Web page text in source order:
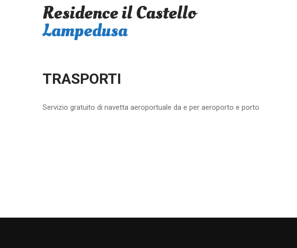
Residence il Castello
Lampedusa
TRASPORTI
Servizio gratuito di navetta aeroportuale da e per aeroporto e porto